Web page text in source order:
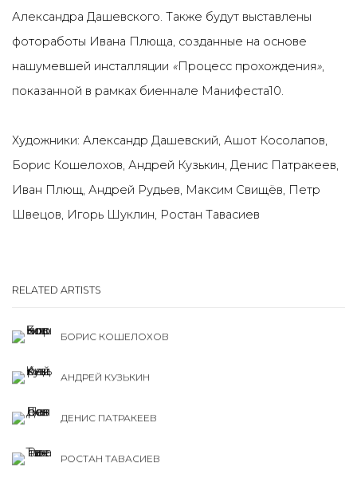
Александра Дашевского. Также будут выставлены
фотоработы Ивана Плюща, созданные на основе
нашумевшей инсталляции «Процесс прохождения»,
показанной в рамках биеннале Манифеста10.
Художники: Александр Дашевский, Ашот Косолапов,
Борис Кошелохов, Андрей Кузькин, Денис Патракеев,
Иван Плющ, Андрей Рудьев, Максим Свищёв, Петр
Швецов, Игорь Шуклин, Ростан Тавасиев
RELATED ARTISTS
БОРИС КОШЕЛОХОВ
АНДРЕЙ КУЗЬКИН
ДЕНИС ПАТРАКЕЕВ
РОСТАН ТАВАСИЕВ